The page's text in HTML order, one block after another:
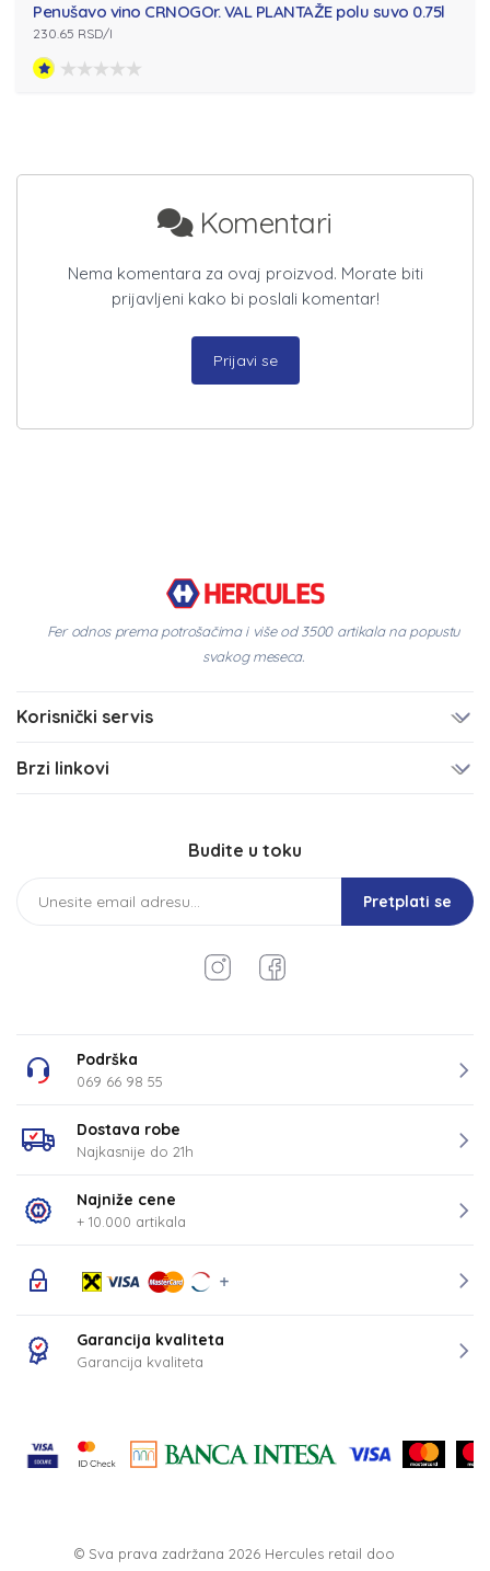
Penušavo vino CRNOGOr. VAL PLANTAŽE polu suvo 0.75l
230.65 RSD/l
Komentari
Nema komentara za ovaj proizvod. Morate biti
prijavljeni kako bi poslali komentar!
Prijavi se
Fer odnos prema potrošačima i više od 3500 artikala na popustu
svakog meseca.
Korisnički servis
Brzi linkovi
Budite u toku
Pretplati se
Podrška
069 66 98 55
Dostava robe
Najkasnije do 21h
Najniže cene
+ 10.000 artikala
Garancija kvaliteta
Garancija kvaliteta
© Sva prava zadržana 2026Hercules retail doo